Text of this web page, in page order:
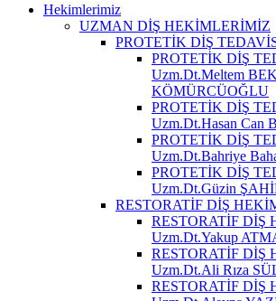
Hekimlerimiz
UZMAN DİŞ HEKİMLERİMİZ
PROTETİK DİŞ
PROTETİK DİŞ
Uzm.Dt.Meltem
KÖMÜRCÜOĞLU
PROTETİK DİŞ
Uzm.Dt.Hasan Can
PROTETİK DİŞ
Uzm.Dt.Bahriye
PROTETİK DİŞ
Uzm.Dt.Güzin
RESTORATİF DİŞ
RESTORATİF DİŞ
Uzm.Dt.Yakup
RESTORATİF DİŞ
Uzm.Dt.Ali Rıza
RESTORATİF DİŞ